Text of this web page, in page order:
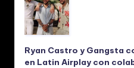
Ryan Castro y Gangsta
en Latin Airplay con